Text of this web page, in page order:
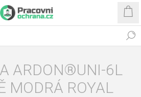
ARDON®UNI-6L
MODRÁ ROYAL